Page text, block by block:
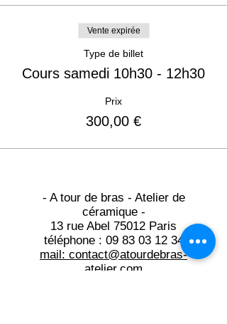
Vente expirée
Type de billet
Cours samedi 10h30 - 12h30
Prix
300,00 €
- A tour de bras - Atelier de
céramique -
13 rue Abel 75012 Paris
téléphone : 09 83 03 12 34
mail: contact@atourdebras-
atelier.com​